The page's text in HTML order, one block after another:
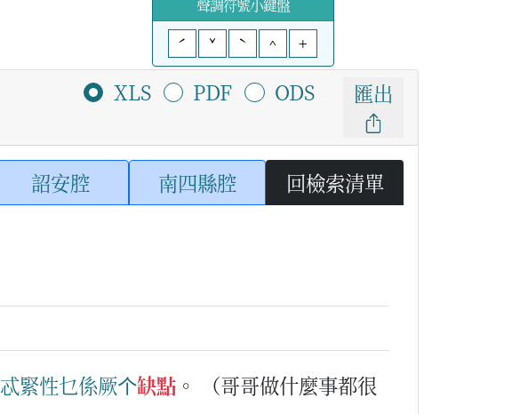
聲調符號小鍵盤
ˊ
ˇ ˋ ^ +
XLS PDF ODS 匯出
詔安腔 南四縣腔 回檢索清單
忒緊性乜係厥个缺點 。
（哥哥做什麼事都很